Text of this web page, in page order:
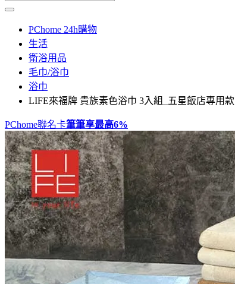
PChome 24h購物
生活
衛浴用品
毛巾/浴巾
浴巾
LIFE來福牌 貴族素色浴巾 3入組_五星飯店專用款
PChome聯名卡筆筆享最高6%